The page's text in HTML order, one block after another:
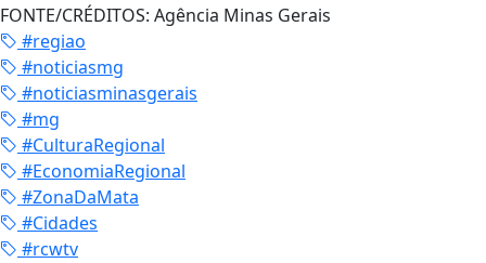
FONTE/CRÉDITOS: Agência Minas Gerais
#regiao
#noticiasmg
#noticiasminasgerais
#mg
#CulturaRegional
#EconomiaRegional
#ZonaDaMata
#Cidades
#rcwtv